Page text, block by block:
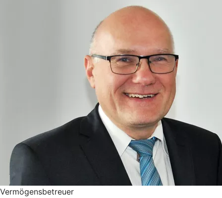
Vermögensbetreuer